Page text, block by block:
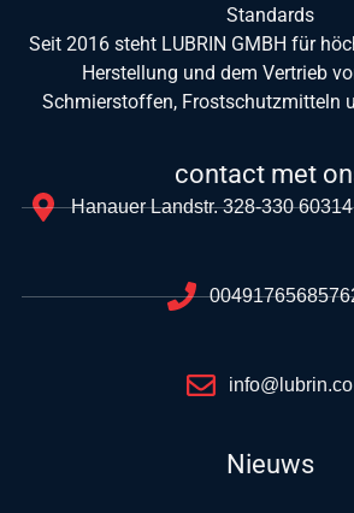
Standards
Seit 2016 steht LUBRIN GMBH für
Herstellung und dem Vertrieb
Schmierstoffen, Frostschutzmitteln
contact met
Hanauer Landstr. 328-330
info@lubrin.co
Nieuws